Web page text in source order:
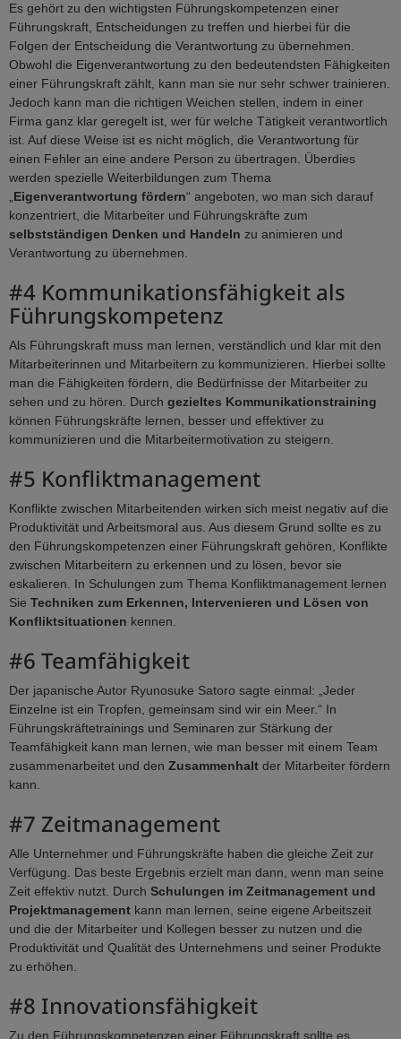
Es gehört zu den wichtigsten Führungskompetenzen einer
Führungskraft, Entscheidungen zu treffen und hierbei für die
Folgen der Entscheidung die Verantwortung zu übernehmen.
Obwohl die Eigenverantwortung zu den bedeutendsten Fähigkeiten
einer Führungskraft zählt, kann man sie nur sehr schwer trainieren.
Jedoch kann man die richtigen Weichen stellen, indem in einer
Firma ganz klar geregelt ist, wer für welche Tätigkeit verantwortlich
ist. Auf diese Weise ist es nicht möglich, die Verantwortung für
einen Fehler an eine andere Person zu übertragen. Überdies
werden spezielle Weiterbildungen zum Thema
Eigenverantwortung fördern“ angeboten, wo man sich darauf
konzentriert, die Mitarbeiter und Führungskräfte zum
selbstständigen Denken und Handeln zu animieren und
Verantwortung zu übernehmen.
#4 Kommunikationsfähigkeit als
Führungskompetenz
Als Führungskraft muss man lernen, verständlich und klar mit den
Mitarbeiterinnen und Mitarbeitern zu kommunizieren. Hierbei sollte
man die Fähigkeiten fördern, die Bedürfnisse der Mitarbeiter zu
sehen und zu hören. Durch gezieltes Kommunikationstraining
können Führungskräfte lernen, besser und effektiver zu
kommunizieren und die Mitarbeitermotivation zu steigern.
#5 Konfliktmanagement
Konflikte zwischen Mitarbeitenden wirken sich meist negativ auf die
Produktivität und Arbeitsmoral aus. Aus diesem Grund sollte es zu
den Führungskompetenzen einer Führungskraft gehören, Konflikte
zwischen Mitarbeitern zu erkennen und zu lösen, bevor sie
eskalieren. In Schulungen zum Thema Konfliktmanagement lernen
Sie Techniken zum Erkennen, Intervenieren und Lösen von
Konfliktsituationen kennen.
#6 Teamfähigkeit
Der japanische Autor Ryunosuke Satoro sagte einmal: „Jeder
Einzelne ist ein Tropfen, gemeinsam sind wir ein Meer.“ In
Führungskräftetrainings und Seminaren zur Stärkung der
Teamfähigkeit kann man lernen, wie man besser mit einem Team
zusammenarbeitet und den Zusammenhalt der Mitarbeiter fördern
kann.
#7 Zeitmanagement
Alle Unternehmer und Führungskräfte haben die gleiche Zeit zur
Verfügung. Das beste Ergebnis erzielt man dann, wenn man seine
Zeit effektiv nutzt. Durch Schulungen im Zeitmanagement und
Projektmanagement kann man lernen, seine eigene Arbeitszeit
und die der Mitarbeiter und Kollegen besser zu nutzen und die
Produktivität und Qualität des Unternehmens und seiner Produkte
zu erhöhen.
#8 Innovationsfähigkeit
Zu den Führungskompetenzen einer Führungskraft sollte es